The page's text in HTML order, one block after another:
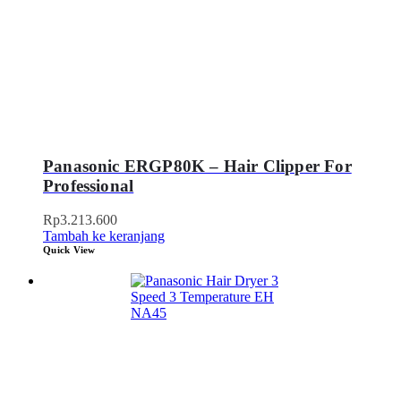
Panasonic ERGP80K – Hair Clipper For
Professional
Rp3.213.600
Tambah ke keranjang
Quick View